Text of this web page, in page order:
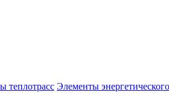
теплотрасс Элементы